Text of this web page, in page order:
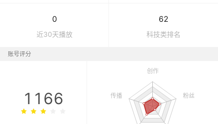
0
近30天播放
62
科技类排名
账号评分
1166